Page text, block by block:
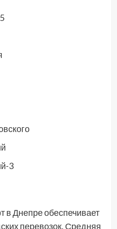
3
в Днепре обеспечивает
перевозок. Средняя